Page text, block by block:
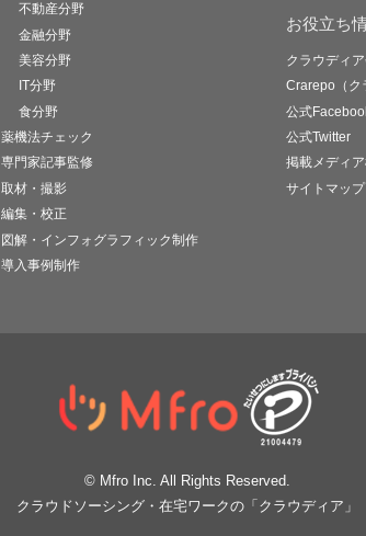
不動産分野
金融分野
美容分野
IT分野
食分野
薬機法チェック
専門家記事監修
取材・撮影
編集・校正
図解・インフォグラフィック制作
導入事例制作
お役立ち
クラウディ
Crarepo（ク
公式
公式Twitter
掲載メディ
サイトマップ
© Mfro Inc. All Rights Reserved.
クラウドソーシング・在宅ワークの「クラウディア」